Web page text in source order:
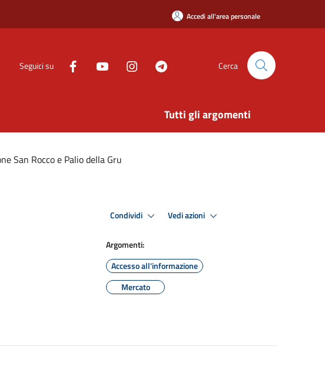
Accedi all'area personale
Seguici su Cerca
Tutti gli argomenti
San Rocco e Palio della Gru
Condividi Vedi azioni
Argomenti:
Accesso all'informazione
Mercato